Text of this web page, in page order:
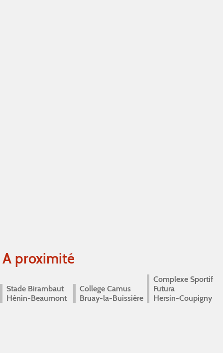
A proximité
Stade Birambaut
Hénin-Beaumont
College Camus
Bruay-la-Buissière
Complexe Sportif
Futura
Hersin-Coupigny